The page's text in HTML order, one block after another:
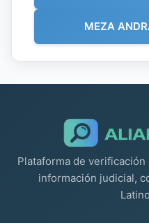
MEZA
Plataforma de
información judicial,